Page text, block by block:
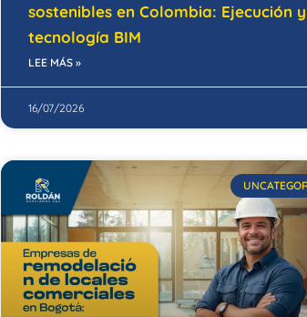
sostenibles en Colombia: Ejecución y
tecnología BIM
LEE MÁS »
16/07/2026